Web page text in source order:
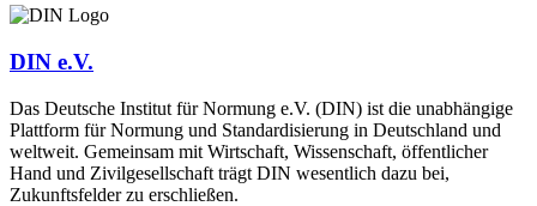
DIN e.V.
Das Deutsche Institut für Normung e.V. (DIN) ist die unabhängige
Plattform für Normung und Standardisierung in Deutschland und
weltweit. Gemeinsam mit Wirtschaft, Wissenschaft, öffentlicher
Hand und Zivilgesellschaft trägt DIN wesentlich dazu bei,
Zukunftsfelder zu erschließen.